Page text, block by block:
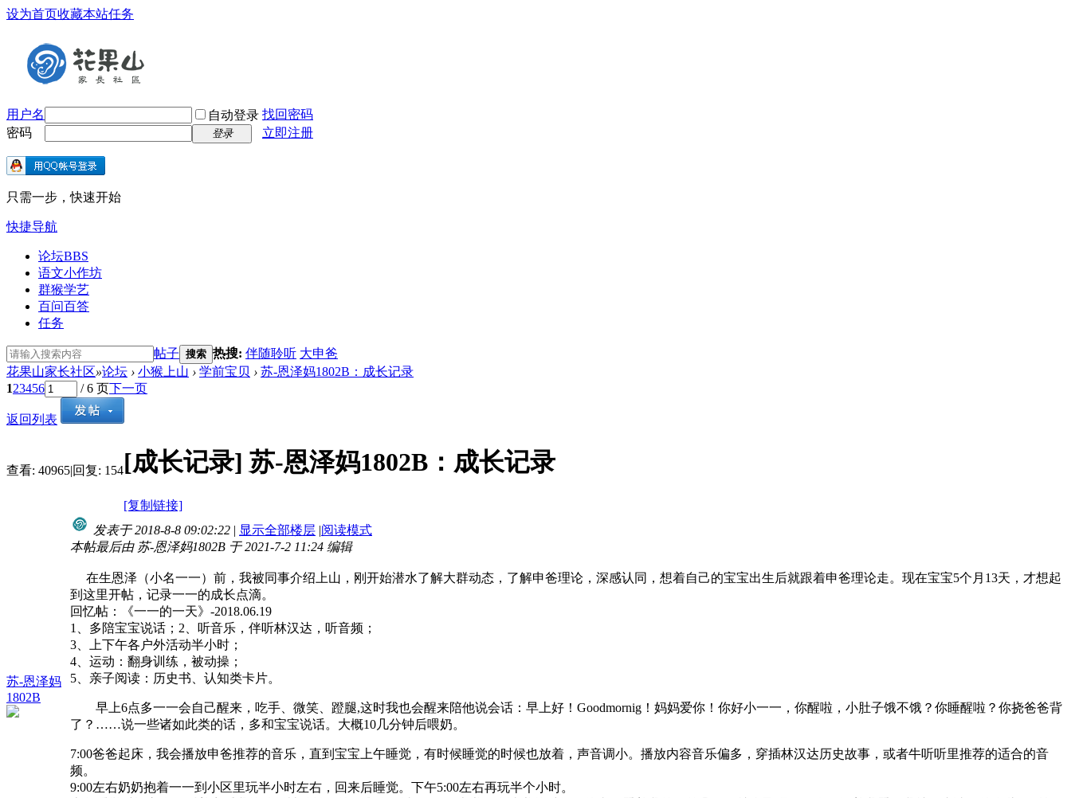
设为首页收藏本站任务
用户名 自动登录 找回密码
密码
登录 立即注册
只需一步，快速开始
快捷导航
论坛BBS
语文小作坊
群猴学艺
百问百答
任务
帖子 搜索 热搜: 伴随聆听 大申爸
花果山家长社区»论坛 › 小猴上山 › 学前宝贝 › 苏-恩泽妈1802B：成长记录
123456 / 6 页下一页
返回列表
查看: 40965|回复: 154[成长记录] 苏-恩泽妈1802B：成长记录
[复制链接]
苏-恩泽妈
1802B
发表于 2018-8-8 09:02:22 | 显示全部楼层 |阅读模式
本帖最后由 苏-恩泽妈1802B 于 2021-7-2 11:24 编辑
在生恩泽（小名一一）前，我被同事介绍上山，刚开始潜水了解大群动态，了解申爸理论，深感认同，想着自己的宝宝出生后就跟着申爸理论走。现在宝宝5个月 13天，才想起
到这里开帖，记录一一的成长点滴。
回忆帖：《一一的一天》 -2018.06.19
1
、多陪宝宝说话； 2、听音乐，伴听林汉达，听音频；
3 、上下午各户外活动半小时；
4 、运动：翻身训练，被动操；
5 、亲子阅读：历史书、认知类卡片。
早上6点多一一会自己醒来，吃手、微笑、蹬腿,这时我也会醒来陪他说会话：早上好！Goodmornig！妈妈爱你！你好小一一，你醒啦，小肚子饿不饿？你睡醒啦？你挠爸爸背
了？……说一些诸如此类的话，多和宝宝说话。大概10几分钟后喂奶。
7:00爸爸起床，我会播放申爸推荐的音乐，直到宝宝上午睡觉，有时候睡觉的时候也放着，声音调小。播放内容音乐偏多，穿插林汉达历史故事，或者牛听听里推荐的适合的音
频。
9:00左右奶奶抱着一一到小区里玩半小时左右，回来后睡觉。下午5:00左右再玩半个小时。